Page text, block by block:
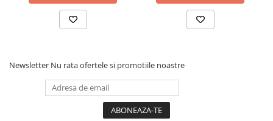
Newsletter Nu rata ofertele si promotiile noastre